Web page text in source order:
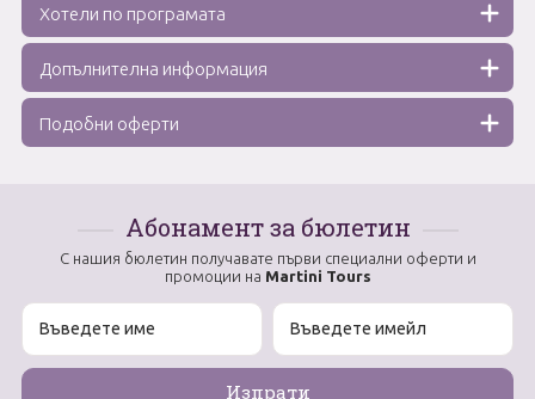
Хотели по програмата
Допълнителна информация
Подобни оферти
Абонамент за бюлетин
С нашия бюлетин получавате първи специални оферти и
промоции на Martini Tours